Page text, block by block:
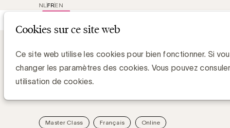
Cookies sur ce site web
Ce site web utilise les cookies pour bien fonctionner. Si
changer les paramètres des cookies. Vous pouvez
utilisation de cookies.
EN
FR
NL
The art of prompting in
Master Class Français Online